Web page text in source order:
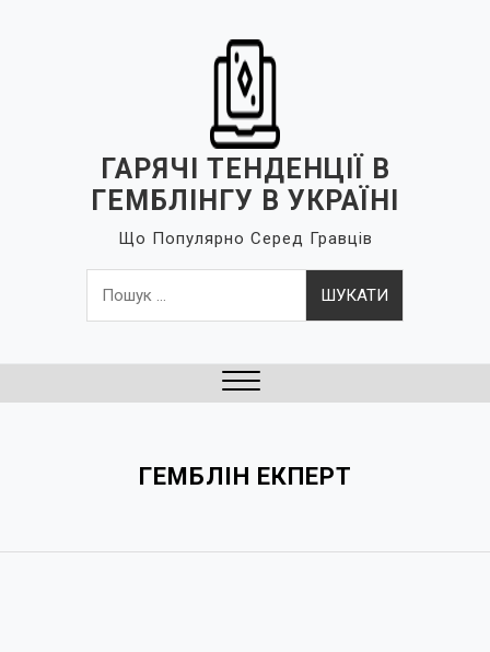
ГАРЯЧІ ТЕНДЕНЦІЇ В
ГЕМБЛІНГУ В УКРАЇНІ
Що Популярно Серед Гравців
Пошук:
ГЕМБЛІН ЕКПЕРТ